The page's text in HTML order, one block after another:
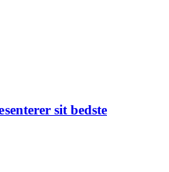
sit bedste